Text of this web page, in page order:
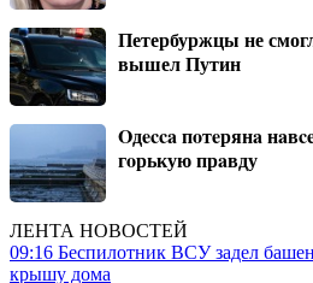
Петербуржцы не
вышел Путин
Oдecca пoтeрянa
гoрькую прaвду
ЛЕНТА НОВОСТЕЙ
09:16 Беспилотник ВСУ задел
крышу дома